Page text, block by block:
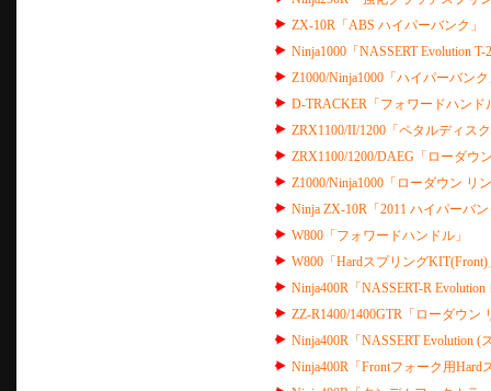
ZX-10R「ABS ハイパーバンク」
Ninja1000「NASSERT Evolution T-
Z1000/Ninja1000「ハイパーバン
D-TRACKER「フォワードハンド
ZRX1100/II/1200「ペタルディス
ZRX1100/1200/DAEG「ローダウ
Z1000/Ninja1000「ローダウン リ
Ninja ZX-10R「2011 ハイパーバ
W800「フォワードハンドル」
W800「HardスプリングKIT(Front)
Ninja400R「NASSERT-R
ZZ-R1400/1400GTR「ローダウン
Ninja400R「NASSERT Evolution
Ninja400R「Frontフォーク用Hard